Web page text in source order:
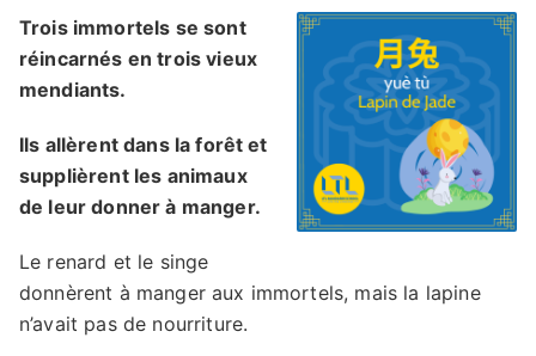
Trois immortels se sont
réincarnés en trois vieux
mendiants.
Ils allèrent dans la forêt et
supplièrent les animaux
de leur donner à manger.
Le renard et le singe
donnèrent à manger aux immortels, mais la lapine
n’avait pas de nourriture.